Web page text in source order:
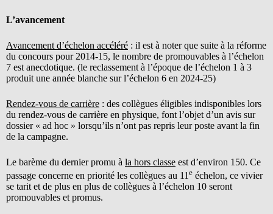
L’avancement
Avancement d’échelon accéléré : il est à noter que suite à la réforme
du concours pour 2014-15, le nombre de promouvables à l’échelon
7 est anecdotique. (le reclassement à l’époque de l’échelon 1 à 3
produit une année blanche sur l’échelon 6 en 2024-25)
Rendez-vous de carrière : des collègues éligibles indisponibles lors
du rendez-vous de carrière en physique, font l’objet d’un avis sur
dossier « ad hoc » lorsqu’ils n’ont pas repris leur poste avant la fin
de la campagne.
Le barème du dernier promu à la hors classe est d’environ 150. Ce
passage concerne en priorité les collègues au 11 e échelon, ce vivier
se tarit et de plus en plus de collègues à l’échelon 10 seront
promouvables et promus.